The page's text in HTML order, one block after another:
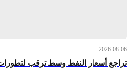
2026-08-06
تراجع أسعار النفط وسط ترقب